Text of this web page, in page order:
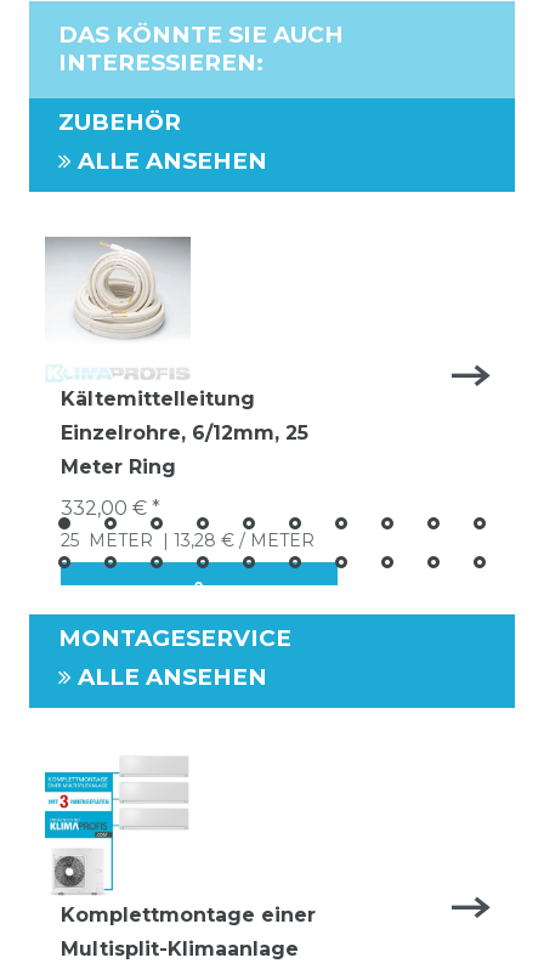
DAS KÖNNTE SIE AUCH
INTERESSIEREN:
ZUBEHÖR
ALLE ANSEHEN
Kältemittelleitung
Einzelrohre, 6/12mm, 25
Meter Ring
332,00 € *
25 METER | 13,28 € / METER
MONTAGESERVICE
ALLE ANSEHEN
Komplettmontage einer
Multisplit-Klimaanlage